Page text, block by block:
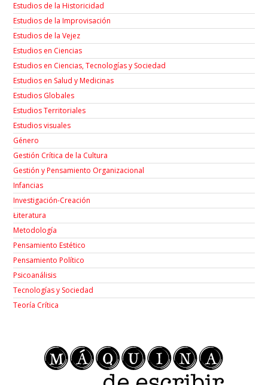
Estudios de la Historicidad
Estudios de la Improvisación
Estudios de la Vejez
Estudios en Ciencias
Estudios en Ciencias, Tecnologías y Sociedad
Estudios en Salud y Medicinas
Estudios Globales
Estudios Territoriales
Estudios visuales
Género
Gestión Crítica de la Cultura
Gestión y Pensamiento Organizacional
Infancias
Investigación-Creación
Łiteratura
Metodología
Pensamiento Estético
Pensamiento Político
Psicoanálisis
Tecnologías y Sociedad
Teoría Crítica